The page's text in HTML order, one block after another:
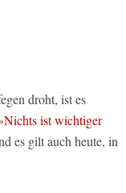
droht, ist es
ist wichtiger
es gilt auch heute, in